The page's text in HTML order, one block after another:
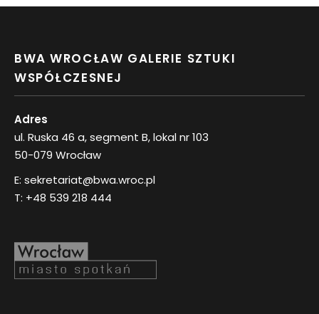
BWA WROCŁAW GALERIE SZTUKI
WSPÓŁCZESNEJ
Adres
ul. Ruska 46 a, segment B, lokal nr 103
50-079 Wrocław
E: sekretariat@bwa.wroc.pl
T: +48 539 218 444